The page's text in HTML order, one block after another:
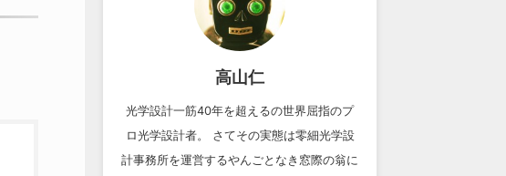
高山仁
光学設計一筋40年を超えるの世界屈指のプ
ロ光学設計者。 さてその実態は零細光学設
計事務所を運営するやんごとなき窓際の翁に